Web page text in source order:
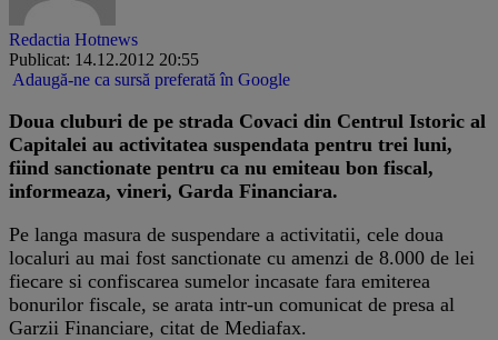
Redactia Hotnews
Publicat: 14.12.2012 20:55
Adaugă-ne ca sursă preferată în Google
Doua cluburi de pe strada Covaci din Centrul Istoric al
Capitalei au activitatea suspendata pentru trei luni,
fiind sanctionate pentru ca nu emiteau bon fiscal,
informeaza, vineri, Garda Financiara.
Pe langa masura de suspendare a activitatii, cele doua
localuri au mai fost sanctionate cu amenzi de 8.000 de lei
fiecare si confiscarea sumelor incasate fara emiterea
bonurilor fiscale, se arata intr-un comunicat de presa al
Garzii Financiare, citat de Mediafax.